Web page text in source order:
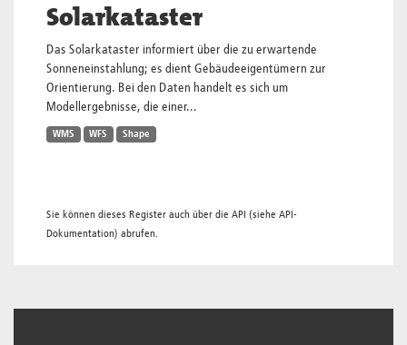
Solarkataster
Das Solarkataster informiert über die zu erwartende
Sonneneinstahlung; es dient Gebäudeeigentümern zur
Orientierung. Bei den Daten handelt es sich um
Modellergebnisse, die einer...
WMS WFS Shape
Sie können dieses Register auch über die API (siehe API-
Dokumentation) abrufen.